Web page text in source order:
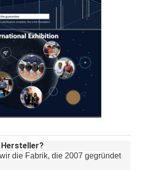
Hersteller?
die Fabrik, die 2007 gegründet